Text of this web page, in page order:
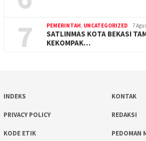
7 PEMERINTAH UNCATEGORIZED 7
SATLINMAS KOTA BEKASI
KEKOMPAK…
INDEKS KONTAK
PRIVACY POLICY REDAKSI
KODE ETIK PEDOMAN